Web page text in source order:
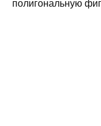
полигональную